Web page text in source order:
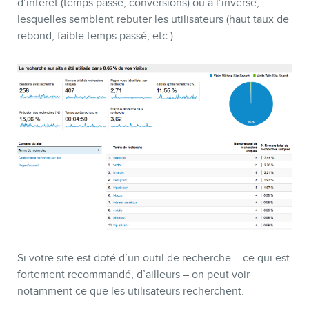
d’intérêt (temps passé, conversions) ou à l’inverse,
lesquelles semblent rebuter les utilisateurs (haut taux de
rebond, faible temps passé, etc.).
Si votre site est doté d’un outil de recherche – ce qui est
fortement recommandé, d’ailleurs – on peut voir
notamment ce que les utilisateurs recherchent.